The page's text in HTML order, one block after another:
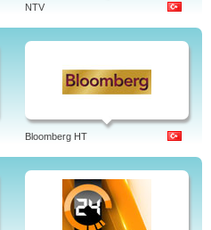
NTV
Bloomberg HT